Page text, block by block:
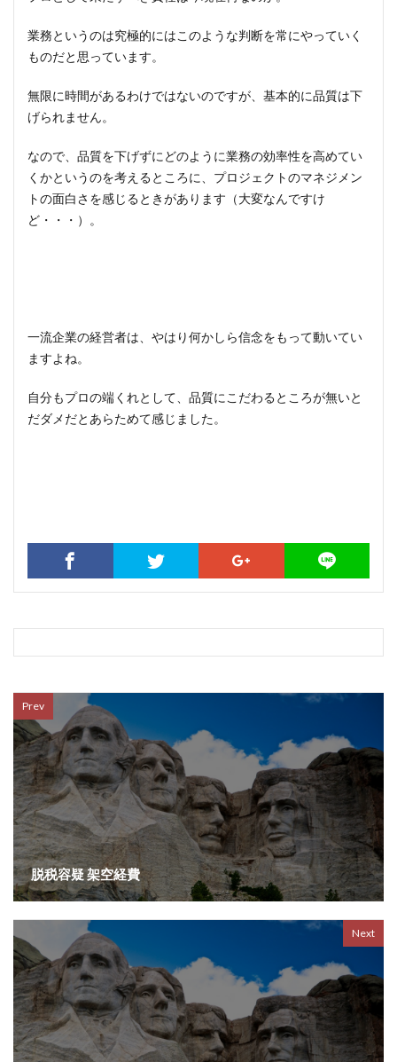
業務というのは究極的にはこのような判断を常にやっていく
ものだと思っています。
無限に時間があるわけではないのですが、基本的に品質は下
げられません。
なので、品質を下げずにどのように業務の効率性を高めてい
くかというのを考えるところに、プロジェクトのマネジメン
トの面白さを感じるときがあります（大変なんですけ
ど・・・）。
一流企業の経営者は、やはり何かしら信念をもって動いてい
ますよね。
自分もプロの端くれとして、品質にこだわるところが無いと
だダメだとあらためて感じました。
Prev
脱税容疑 架空経費
Next